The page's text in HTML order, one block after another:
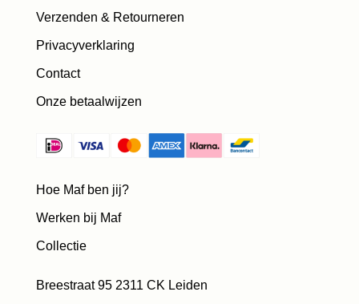
Verzenden & Retourneren
Privacyverklaring
Contact
Onze betaalwijzen
Hoe Maf ben jij?
Werken bij Maf
Collectie
Breestraat 95 2311 CK Leiden